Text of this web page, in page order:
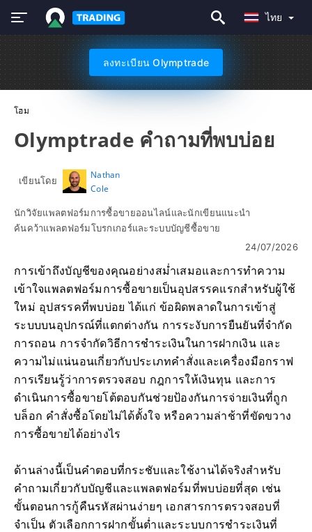
ไทย
ลงทะเบียน Olymptrade
โฮม
Olymptrade คำถามที่พบบ่อย
เขียนโดย
Nathan
Cole
นักวิจัยแพลตฟอร์มการซื้อขายออนไลน์และนักเขียนแนะนำ
ค้นคว้าแพลตฟอร์มโบรกเกอร์และระบบบัญชีซื้อขาย
24/07/2026
การเข้าถึงบัญชีของคุณอย่างสม่ำเสมอและการทำความ
เข้าใจแพลตฟอร์มการซื้อขายเป็นอุปสรรคแรกสำหรับผู้ใช้
ใหม่ อุปสรรคที่พบบ่อย ได้แก่ ข้อผิดพลาดในการเข้าสู่
ระบบบนอุปกรณ์ที่แตกต่างกัน การระงับการยืนยันที่จำกัด
การถอน การจำกัดวิธีการชำระเงินในการฝากเงิน และ
ความไม่แน่นอนเกี่ยวกับประเภทคำสั่งและเครื่องมือกราฟ
การเรียนรู้ว่าการตรวจสอบ กฎการให้เงินทุน และการ
ดำเนินการซื้อขายโต้ตอบกันช่วยป้องกันการจ่ายเงินที่ถูก
บล็อก คำสั่งซื้อโดยไม่ได้ตั้งใจ หรือความล่าช้าที่ขัดขวาง
การซื้อขายได้อย่างไร
ด้านล่างนี้เป็นคำตอบที่กระชับและใช้งานได้จริงสำหรับ
คำถามเกี่ยวกับบัญชีและแพลตฟอร์มที่พบบ่อยที่สุด เช่น
ขั้นตอนการกู้คืนรหัสผ่านง่ายๆ เอกสารการตรวจสอบที่
จำเป็น ตัวเลือกการฝากขั้นต่ำและระบบการชำระเงินที่